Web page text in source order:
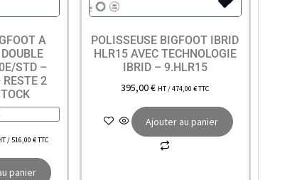
A
STD –
RESTE 2
/516,00 €TTC
panier
POLISSEUSE BIGFOOT IBRID
HLR15 AVEC TECHNOLOGIE
IBRID – 9.HLR15
395,00€ HT /474,00 €TTC
Ajouter au panier